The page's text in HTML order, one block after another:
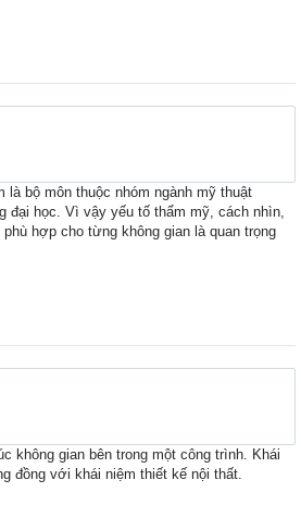
bộ môn thuộc nhóm ngành mỹ thuật
đại học. Vì vậy yếu tố thẩm mỹ, cách nhìn,
hợp cho từng không gian là quan trọng
không gian bên trong một công trình. Khái
đồng với khái niệm thiết kế nội thất.